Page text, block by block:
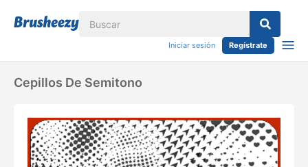
Iniciar sesión Regístrate
Cepillos De Semitono